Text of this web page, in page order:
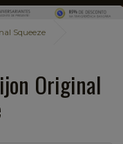
Squeeze
Original